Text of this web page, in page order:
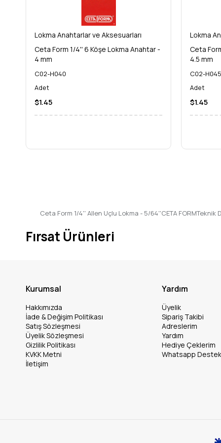
Lokma Anahtarlar ve Aksesuarları
Ceta Form 1/4'' 6 Köşe Lokma Anahtar -
4 mm
C02-H040
Adet
$1.45
Lokma
Ceta
4.5 mm
C02-H045
Adet
$1.45
Ceta Form 1/4'' Allen Uçlu Lokma - 5/64''CETA FORMTeknik
Fırsat Ürünleri
Kurumsal
Hakkımızda
İade & Değişim Politikası
Satış Sözleşmesi
Üyelik Sözleşmesi
Gizlilik Politikası
KVKK Metni
İletişim
Yardım
Üyelik
Sipariş Takibi
Adreslerim
Yardım
Hediye Çeklerim
Whatsapp Destek